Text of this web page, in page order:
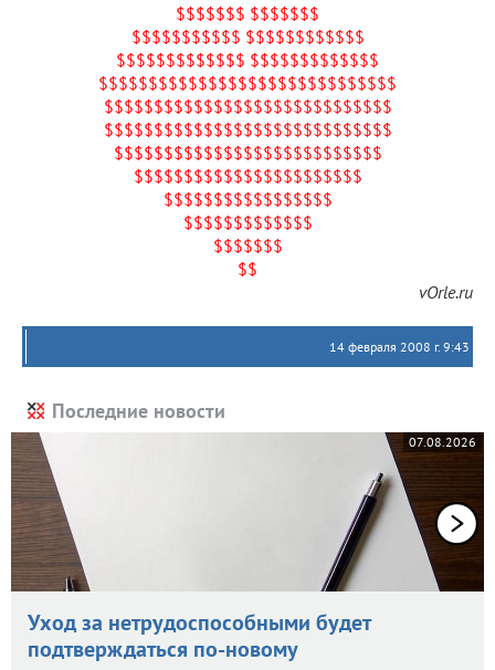
$$$$$$$ $$$$$$$
$$$$$$$$$$$ $$$$$$$$$$$$
$$$$$$$$$$$$$ $$$$$$$$$$$$$
$$$$$$$$$$$$$$$$$$$$$$$$$$$$$$
$$$$$$$$$$$$$$$$$$$$$$$$$$$$$
$$$$$$$$$$$$$$$$$$$$$$$$$$$$$
$$$$$$$$$$$$$$$$$$$$$$$$$$$
$$$$$$$$$$$$$$$$$$$$$$$
$$$$$$$$$$$$$$$$$
$$$$$$$$$$$$$
$$$$$$$
$$
vOrle.ru
14 февраля 2008 г. 9:43
Последние новости
07.08.2026
Уход за нетрудоспособными будет
подтверждаться по-новому